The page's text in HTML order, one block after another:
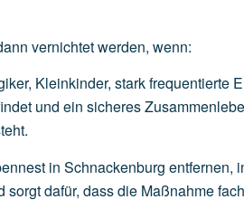
vernichtet werden, wenn:
Kleinkinder, starkfrequentierte
und ein sicheres
in Schnackenburg entfernen,
dafür, dass die Maßnahme